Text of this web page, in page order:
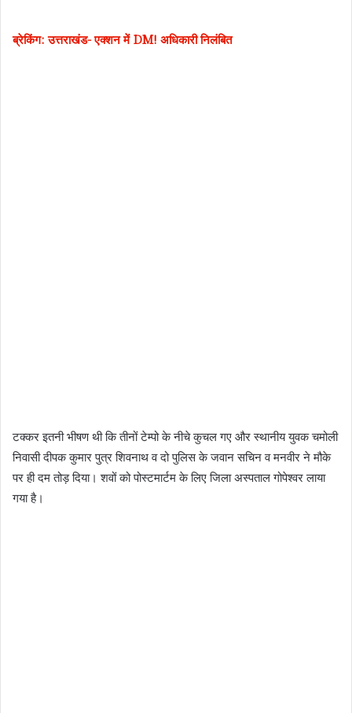
ब्रेकिंग: उत्तराखंड- एक्शन में DM! अधिकारी निलंबित
टक्कर इतनी भीषण थी कि तीनों टेम्पो के नीचे कुचल गए और स्थानीय युवक चमोली
निवासी दीपक कुमार पुत्र शिवनाथ व दो पुलिस के जवान सचिन व मनवीर ने मौके
पर ही दम तोड़ दिया। शवों को पोस्टमार्टम के लिए जिला अस्पताल गोपेश्वर लाया
गया है।